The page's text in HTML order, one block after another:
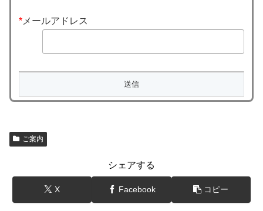
*メールアドレス
ご案内
シェアする
X Facebook コピー